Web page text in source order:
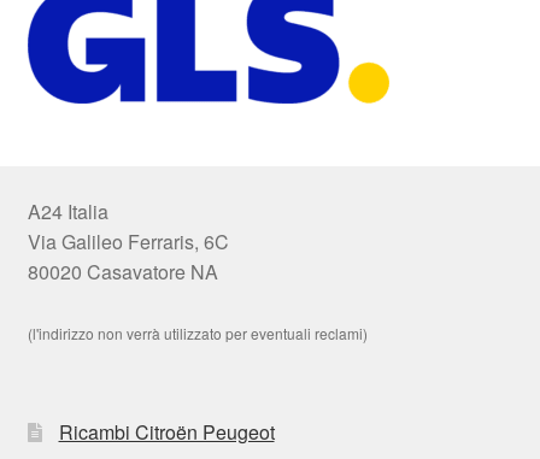
A24 Italia
Via Galileo Ferraris, 6C
80020 Casavatore NA
(l'indirizzo non verrà utilizzato per eventuali reclami)
Ricambi Citroën Peugeot